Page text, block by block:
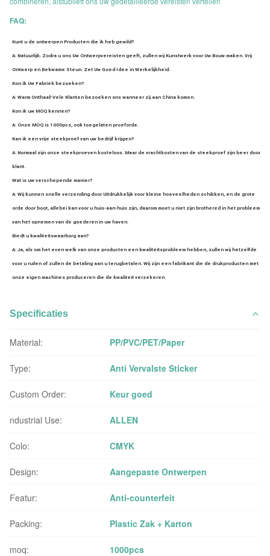
FAQ:
Kunt u de ontwerpen Producten die ik heb gewild?
A: Natuurlijk. Zodra u ons Uw Ontwerpvereisten geeft, zullen wij Kunstwerk voor Uw Bouw maken. Vrij
Ontwerp en Bekwame Steun. Zet Uw Goed Idee in Werkelijkheid.
Kon ik Uw Fabriek bezoeken?
A: Warm Onthaal! Vele Klanten bezoeken ons wanneer zij aan China komen.
Kon ik uw MOQ kennen?
A: Onze MOQ is 1000pcs, ook toegelaten proeforde.
Kan ik een vrije steekproef van uw bedrijf krijgen?
A: Normaal zijn onze steekproeven kosteloos. Maar de vrachtkosten van de steekproef zijn beer door
klant.
Wat is uw verschepende manier?
A: Wij kunnen snelle verzending door Uitdrukkelijk voor kleine hoeveelheden schikken, en de grote
orde door boot, allebei kan voor u huis-aan-huis zijn, daarom moet u niet zijn brothered in het probleem
van het opnemen van de goederen in uw haven.
Biedt u kwaliteitswaarborg aan?
A: Ja, als om het even welk van onze producten een kwaliteitsprobleem hebben, zullen wij hetzelfde
voor u ruilen of zullen de betaling aan u terugbetalen. Wij zijn een fabrikant die de drukproducten met
onze eigen machines produceren die de kwaliteit verzekeren.
Specificaties
Material: PP/PVC/PET/Paper
Type: Anti Vervalste Sticker
Custom Order: Keur goed
ndustrial Use: ALLEN
Colo: CMYK
Design: Aangepaste Ontwerpen
Featur: Anti-counterfeit
Packing: Plastic Zak + Karton
moq: 1000pcs